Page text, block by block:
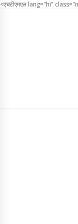
<एचटीएमएल lang="hi"